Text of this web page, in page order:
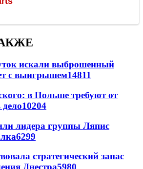
искали выброшенный
с выигрышем14811
в Польше требуют от
10204
лидера группы Ляпис
6299
стратегический запас